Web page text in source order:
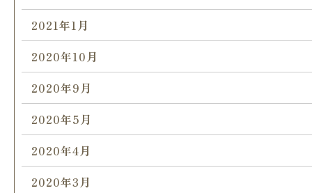
2021年1月
2020年10月
2020年9月
2020年5月
2020年4月
2020年3月